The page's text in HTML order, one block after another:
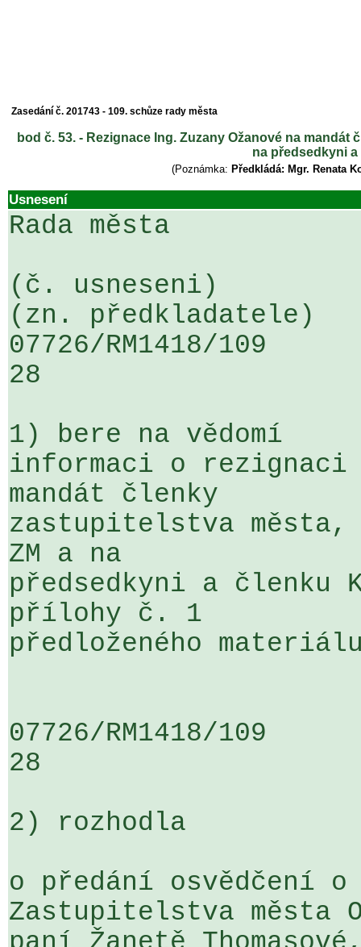
Zasedání č. 201743 - 109. schůze rady města
bod č. 53. - Rezignace Ing. Zuzany Ožanové na
na předsedkyni
(Poznámka: Předkládá: Mgr. Renata
Usnesení
Rada města
(č. usneseni)
(zn. předkladatele)
07726/RM1418/
28
1) bere na vědomí
informaci o rezignaci
mandát členky
zastupitelstva města,
ZM a na
předsedkyni a členku
přílohy č. 1
předloženého
07726/RM1418/
28
2) rozhodla
o předání osvědčení
Zastupitelstva města